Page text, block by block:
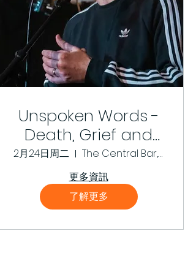
Unspoken Words -
Death, Grief and
Loss in poetry
2月24日周二
The Central Bar, Gateshead
更多資訊
了解更多